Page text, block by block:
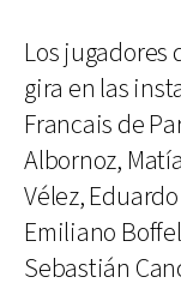
Los jugadores
gira en las
Francais de
Albornoz,
Vélez,
Emiliano
Sebastián